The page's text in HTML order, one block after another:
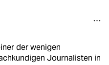
der wenigen
Journalisten in